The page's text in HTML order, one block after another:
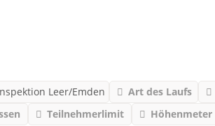
Leer/Emden Art des Laufs
Teilnehmerlimit Höhenmeter